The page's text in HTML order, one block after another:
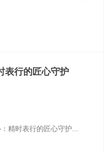
表行的匠心守护
精时表行的匠心守护...